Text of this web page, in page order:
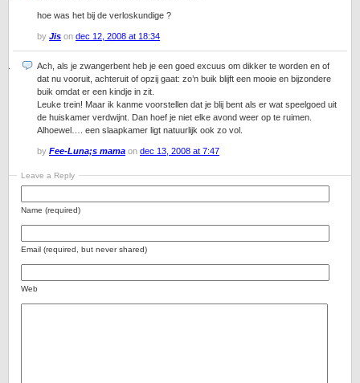
hoe was het bij de verloskundige ?
by Jis on dec 12, 2008 at 18:34
Ach, als je zwangerbent heb je een goed excuus om dikker te worden en of
dat nu vooruit, achteruit of opzij gaat: zo’n buik blijft een mooie en bijzondere
buik omdat er een kindje in zit.
Leuke trein! Maar ik kanme voorstellen dat je blij bent als er wat speelgoed uit
de huiskamer verdwijnt. Dan hoef je niet elke avond weer op te ruimen.
Alhoewel…. een slaapkamer ligt natuurlijk ook zo vol.
by Fee-Luna;s mama on dec 13, 2008 at 7:47
Leave a Reply
Name (required)
Email (required, but never shared)
Web